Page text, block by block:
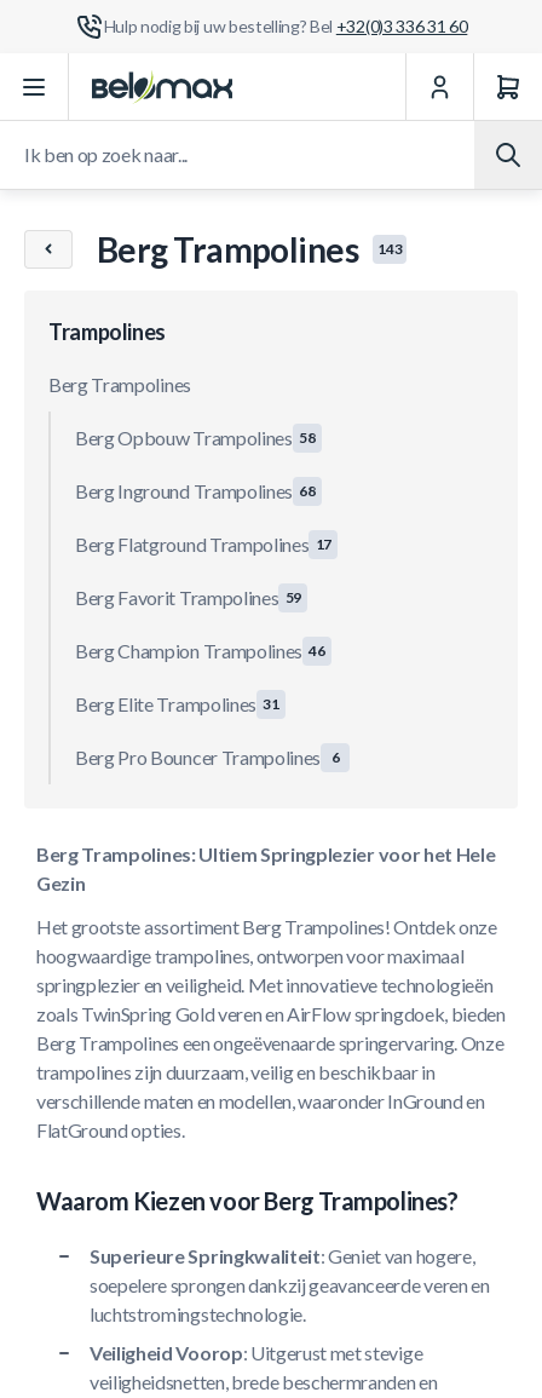
Hulp nodig bij uw bestelling? Bel +32(0)3 336 31 60
Ga naar de inhoud
Berg Trampolines 143
Trampolines
Berg Trampolines
Berg Opbouw Trampolines 58
Berg Inground Trampolines 68
Berg Flatground Trampolines 17
Berg Favorit Trampolines 59
Berg Champion Trampolines 46
Berg Elite Trampolines 31
Berg Pro Bouncer Trampolines 6
Berg Trampolines: Ultiem Springplezier voor het Hele
Gezin
Het grootste assortiment Berg Trampolines! Ontdek onze
hoogwaardige trampolines, ontworpen voor maximaal
springplezier en veiligheid. Met innovatieve technologieën
zoals TwinSpring Gold veren en AirFlow springdoek, bieden
Berg Trampolines een ongeëvenaarde springervaring. Onze
trampolines zijn duurzaam, veilig en beschikbaar in
verschillende maten en modellen, waaronder InGround en
FlatGround opties.
Waarom Kiezen voor Berg Trampolines?
Superieure Springkwaliteit: Geniet van hogere,
soepelere sprongen dankzij geavanceerde veren en
luchtstromingstechnologie.
Veiligheid Voorop: Uitgerust met stevige
veiligheidsnetten, brede beschermranden en